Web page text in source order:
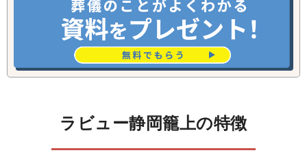
ラビュー静岡籠上の特徴